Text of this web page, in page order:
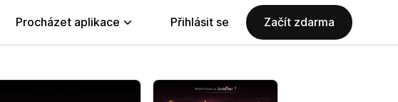
Procházet aplikace Přihlásit se Začít zdarma